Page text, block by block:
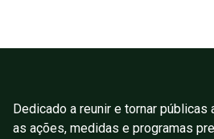
Dedicado a reunir e tornar
as ações, medidas e programas